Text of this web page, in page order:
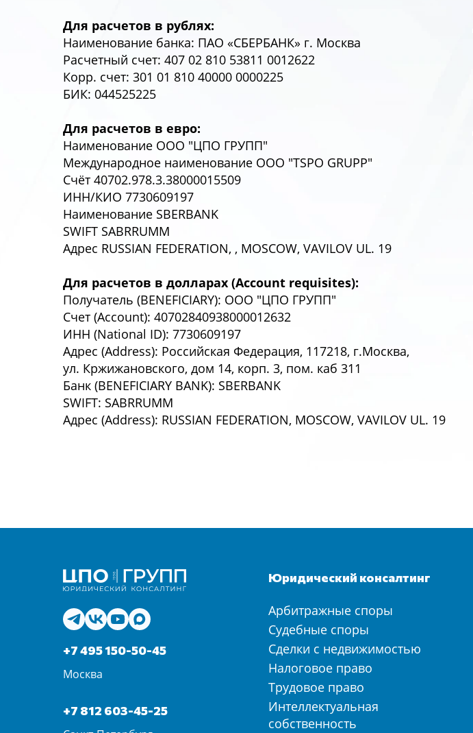
Для расчетов в рублях:
Наименование банка: ПАО «СБЕРБАНК» г. Москва
Расчетный счет: 407 02 810 53811 0012622
Корр. счет: 301 01 810 40000 0000225
БИК: 044525225
Для расчетов в евро:
Наименование ООО "ЦПО ГРУПП"
Международное наименование OOO "TSPO GRUPP"
Счёт 40702.978.3.38000015509
ИНН/КИО 7730609197
Наименование SBERBANK
SWIFT SABRRUMM
Адрес RUSSIAN FEDERATION, , MOSCOW, VAVILOV UL. 19
Для расчетов в долларах (Account requisites):
Получатель (BENEFICIARY): ООО "ЦПО ГРУПП"
Счет (Account): 40702840938000012632
ИНН (National ID): 7730609197
Адрес (Address): Российская Федерация, 117218, г.Москва,
ул. Кржижановского, дом 14, корп. 3, пом. каб 311
Банк (BENEFICIARY BANK): SBERBANK
SWIFT: SABRRUMM
Адрес (Address): RUSSIAN FEDERATION, MOSCOW, VAVILOV UL. 19
+7 495 150-50-45
Москва
+7 812 603-45-25
Юридический консалтинг
Арбитражные споры
Судебные споры
Сделки с недвижимостью
Налоговое право
Трудовое право
Интеллектуальная
собственность